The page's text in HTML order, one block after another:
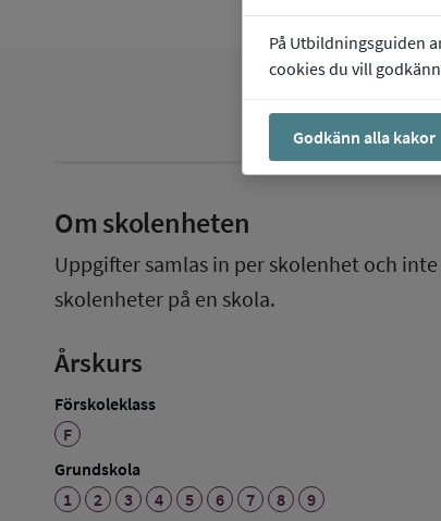
På Utbildningsguiden
cookies du vill
Godkänn alla kakor
Om skolenheten
Uppgifter samlas in per skolenhet och
skolenheter på en skola.
Årskurs
Förskoleklass
F
Grundskola
1
2 3 4 5 6 7 8 9